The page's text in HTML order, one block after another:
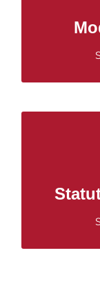
Statuto